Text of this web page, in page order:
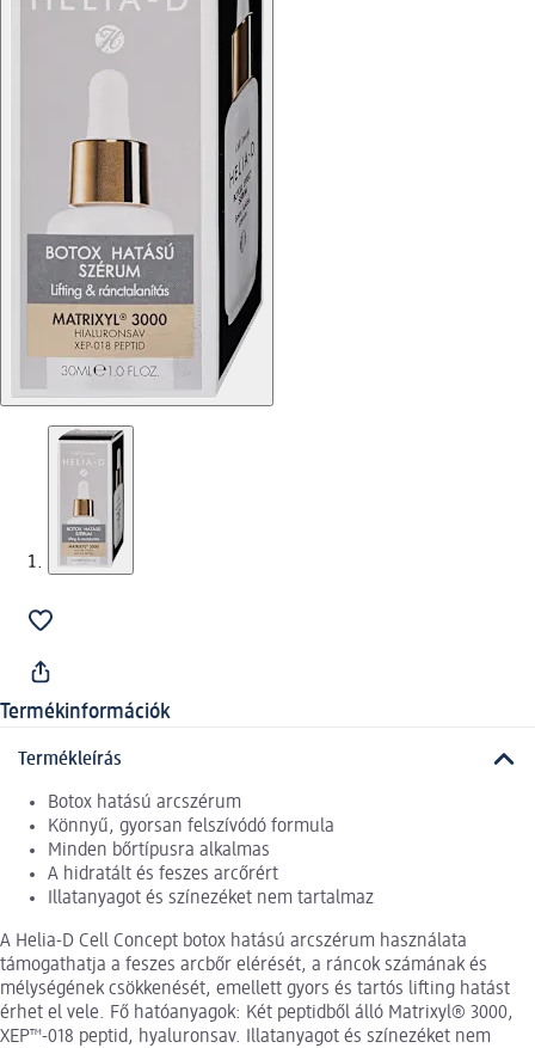
Termékinformációk
Termékleírás
Botox hatású arcszérum
Könnyű, gyorsan felszívódó formula
Minden bőrtípusra alkalmas
A hidratált és feszes arcőrért
Illatanyagot és színezéket nem tartalmaz
A Helia-D Cell Concept botox hatású arcszérum használata
támogathatja a feszes arcbőr elérését, a ráncok számának és
mélységének csökkenését, emellett gyors és tartós lifting hatást
érhet el vele. Fő hatóanyagok: Két peptidből álló Matrixyl® 3000,
XEP™-018 peptid, hyaluronsav. Illatanyagot és színezéket nem